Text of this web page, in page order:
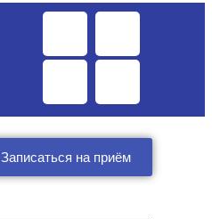
Записаться на приём